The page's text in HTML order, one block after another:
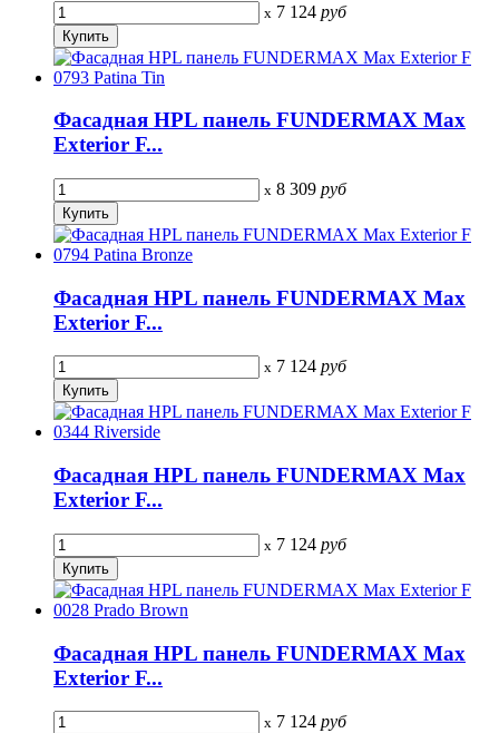
x 7 124 руб
Фасадная HPL панель FUNDERMAX Max
Exterior F...
x 8 309 руб
Фасадная HPL панель FUNDERMAX Max
Exterior F...
x 7 124 руб
Фасадная HPL панель FUNDERMAX Max
Exterior F...
x 7 124 руб
Фасадная HPL панель FUNDERMAX Max
Exterior F...
x 7 124 руб